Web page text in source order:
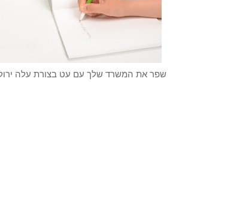
שפר את המשרד שלך עם עט בצורת עלה